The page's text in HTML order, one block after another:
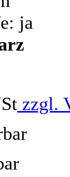
ja
zzgl.